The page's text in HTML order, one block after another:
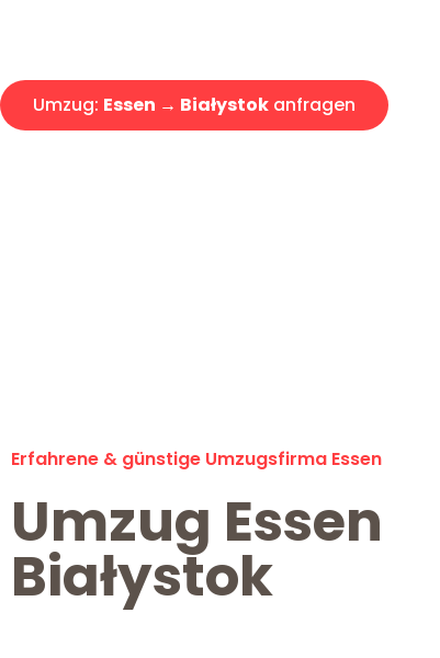
Umzug: Essen → Białystok anfragen
Erfahrene & günstige Umzugsfirma Essen
Umzug Essen
Białystok